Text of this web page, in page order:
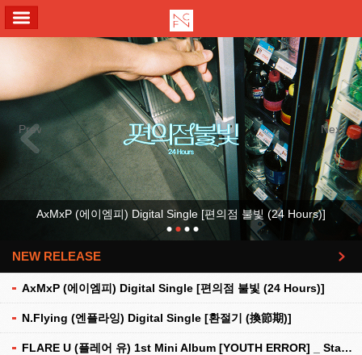
Previous Next
AxMxP (에이엠피) Digital Single [편의점 불빛 (24 Hours)]
NEW RELEASE
AxMxP (에이엠피) Digital Single [편의점 불빛 (24 Hours)]
N.Flying (엔플라잉) Digital Single [환절기 (換節期)]
FLARE U (플레어 유) 1st Mini Album [YOUTH ERROR] _ Stationery Kit Ver.
더보기